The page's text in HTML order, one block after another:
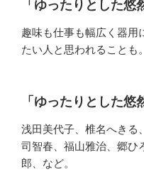
「ゆったりとした悠
趣味も仕事も幅広く器用
たい人と思われることも。
「ゆったりとした
浅田美代子、椎名へきる
司智春、福山雅治、郷ひ
郎、など。